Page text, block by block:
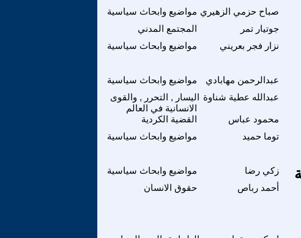
مواضيع وابحاث سياسية صباح حزمي الزهيري
المجتمع المدني
جوتيار تمر
مواضيع وابحاث سياسية
نزار فجر بعريني
مواضيع وابحاث سياسية عبدالرحمن مهابادي
اليسار , التحرر , والقوى
الانسانية في العالم
عبدالله عطية شناوة
القضية الكردية محمود عباس
مواضيع وابحاث سياسية
توما حميد
مواضيع وابحاث سياسية زكي رضا
حقوق الانسان
أحمد رباص